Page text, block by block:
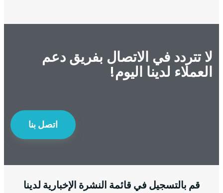
لا تتردد في الاتصال بفريق دعم
العملاء لدينا اليوم!
اتصل بنا
قم بالتسجيل في قائمة النشرة الإخبارية لدينا